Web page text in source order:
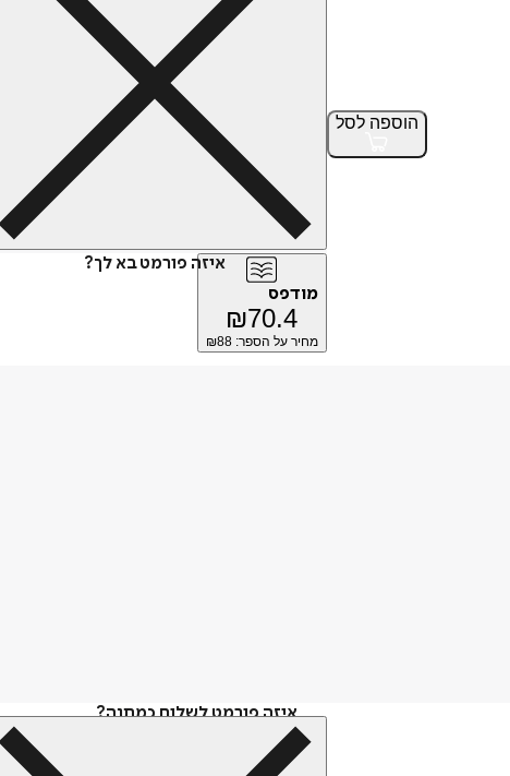
הוספה לסל
איזה פורמט בא לך?
מודפס
₪70.4
מחיר על הספר: ₪88
איזה פורמט לשלוח כמתנה?